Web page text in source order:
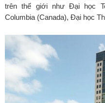
trên thế giới như Đại học
Columbia (Canada), Đại học